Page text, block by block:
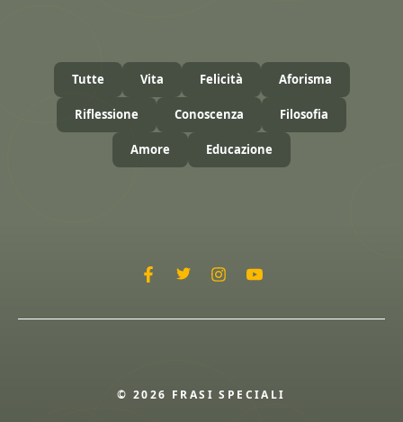
Tutte Vita Felicità Aforisma
Riflessione Conoscenza Filosofia
Amore Educazione
© 2026 FRASI SPECIALI